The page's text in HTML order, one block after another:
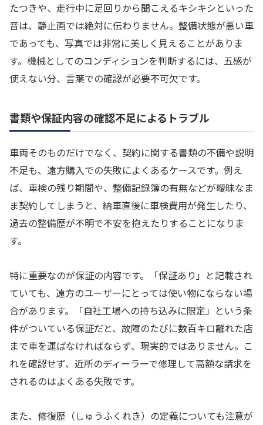
たつきや、走行中に足回りから聞こえるキシキシといった
音は、静止画では絶対に伝わりません。整備状態が悪い車
であっても、写真では非常に美しく見えることがありま
す。機械としてのコンディションを判断するには、五感が
使えない分、言葉での確認が必要不可欠です。
書類や保証内容の確認不足によるトラブル
車両そのものだけでなく、契約に関する書類の不備や説明
不足も、遠方購入での失敗によくあるケースです。例え
ば、車検の残り期間や、整備記録簿の有無などが曖昧なま
ま契約してしまうと、納車直後に車検費用が発生したり、
過去の整備歴が不明で不安を抱えたりすることになりま
す。
特に重要なのが保証の内容です。「保証あり」と記載され
ていても、遠方のユーザーにとっては使い物にならない場
合があります。「自社工場への持ち込みに限定」という条
件がついている保証だと、故障のたびに数百キロ離れた店
まで車を運ばなければならず、現実的ではありません。こ
れを確認せず、近所のディーラーで修理して高額な請求を
されるのはよくある失敗です。
また、修復歴（しゅうふくれき）の定義についても注意が